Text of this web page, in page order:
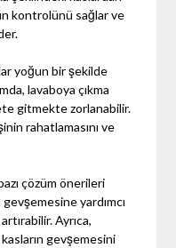
kontrolünü sağlar ve
yoğun bir şekilde
lavaboya çıkma
gitmekte zorlanabilir.
rahatlamasını ve
çözüm önerileri
yardımcı
Ayrıca,
gevşemesini